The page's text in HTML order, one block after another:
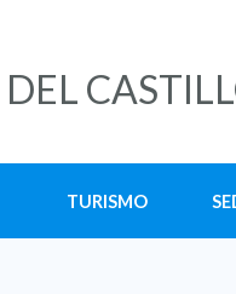
TURISMO